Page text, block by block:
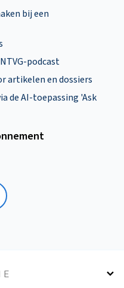
bij een
podcast
artikelen en dossiers
de AI-toepassing 'Ask